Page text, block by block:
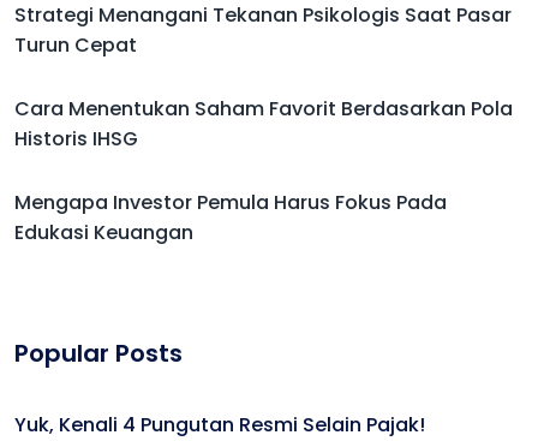
Strategi Menangani Tekanan Psikologis Saat Pasar
Turun Cepat
Cara Menentukan Saham Favorit Berdasarkan Pola
Historis IHSG
Mengapa Investor Pemula Harus Fokus Pada
Edukasi Keuangan
Popular Posts
Yuk, Kenali 4 Pungutan Resmi Selain Pajak!